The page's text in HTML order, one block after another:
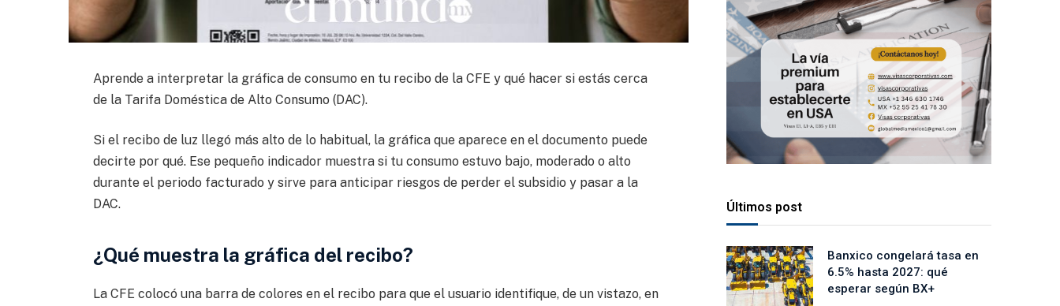
Aprende a interpretar la gráfica de consumo en tu recibo de la CFE y qué hacer si estás cerca
de la Tarifa Doméstica de Alto Consumo (DAC).
Si el recibo de luz llegó más alto de lo habitual, la gráfica que aparece en el documento puede
decirte por qué. Ese pequeño indicador muestra si tu consumo estuvo bajo, moderado o alto
durante el periodo facturado y sirve para anticipar riesgos de perder el subsidio y pasar a la
DAC.
¿Qué muestra la gráfica del recibo?
La CFE colocó una barra de colores en el recibo para que el usuario identifique, de un vistazo, en
Últimos post
Banxico congelará tasa en
6.5% hasta 2027: qué
esperar según BX+